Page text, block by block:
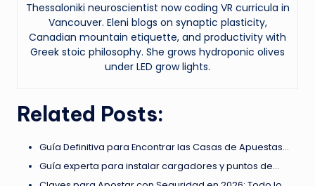
Thessaloniki neuroscientist now coding VR curricula in
Vancouver. Eleni blogs on synaptic plasticity,
Canadian mountain etiquette, and productivity with
Greek stoic philosophy. She grows hydroponic olives
under LED grow lights.
Related Posts:
Guía Definitiva para Encontrar las Casas de Apuestas…
Guía experta para instalar cargadores y puntos de…